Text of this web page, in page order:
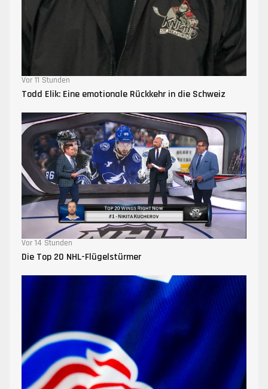
Vor 11 Stunden
Todd Elik: Eine emotionale Rückkehr in die Schweiz
Vor 14 Stunden
Die Top 20 NHL-Flügelstürmer